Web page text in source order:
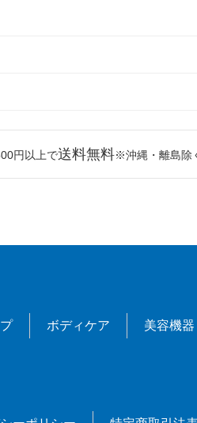
円以上で送料無料※沖縄・離島除
ボディケア 美容機器